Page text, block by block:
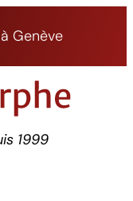
Genève
1999